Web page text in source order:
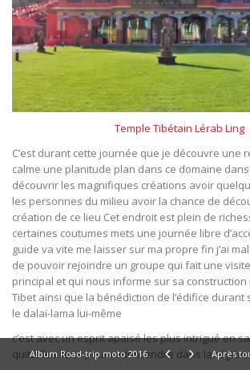
Temple Tibétain Lérab Ling
C’est durant cette journée que je découvre une
calme une planitude plan dans ce domaine
découvrir les magnifiques créations avoir
les personnes du milieu avoir la chance de
création de ce lieu Cet endroit est plein de
certaines coutumes mets une journée libre
guide va vite me laisser sur ma propre fin j’ai
de pouvoir rejoindre un groupe qui fait une
principal et qui nous informe sur sa
Tibet ainsi que la bénédiction de l’édifice durant
le dalaï-lama lui-même
c’est avec un esprit apaisé les plus intrigué en
quitte les lieux pour redescendre dans la
Album Road-trip moto 2016 Après